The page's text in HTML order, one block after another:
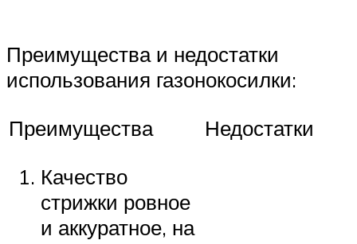
Преимущества и недостатки
использования газонокосилки:
Преимущества
Недостатки
Качество
стрижки ровное
и аккуратное, на